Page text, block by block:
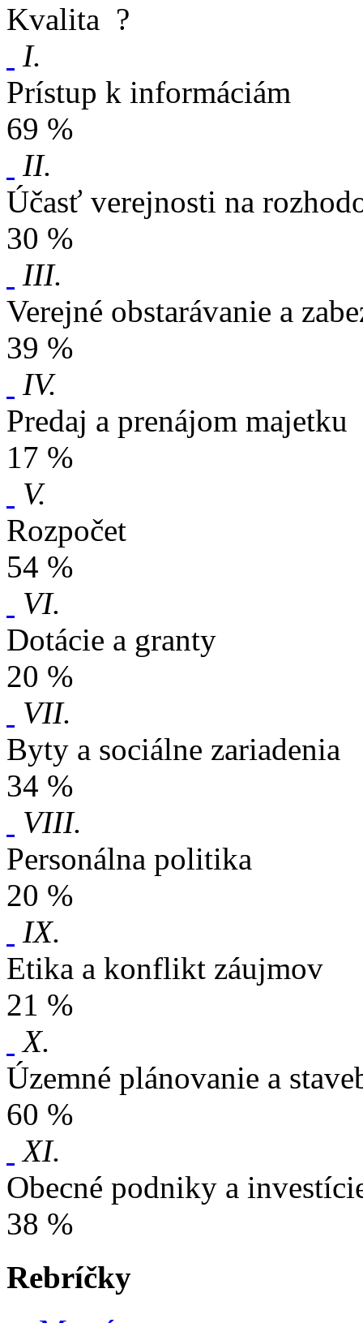
Kvalita ?
I.
Prístup k informáciám
69 %
II.
Účasť verejnosti na
30 %
III.
Verejné obstarávanie a
39 %
IV.
Predaj a prenájom majetku
17 %
V.
Rozpočet
54 %
VI.
Dotácie a granty
20 %
VII.
Byty a sociálne zariadenia
34 %
VIII.
Personálna politika
20 %
IX.
Etika a konflikt záujmov
21 %
X.
Územné plánovanie a
60 %
XI.
Obecné podniky a
38 %
Rebríčky